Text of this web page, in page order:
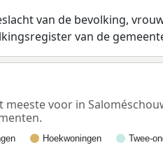
van de bevolking,
van de
voor in
Hoekwoningen
Twee-